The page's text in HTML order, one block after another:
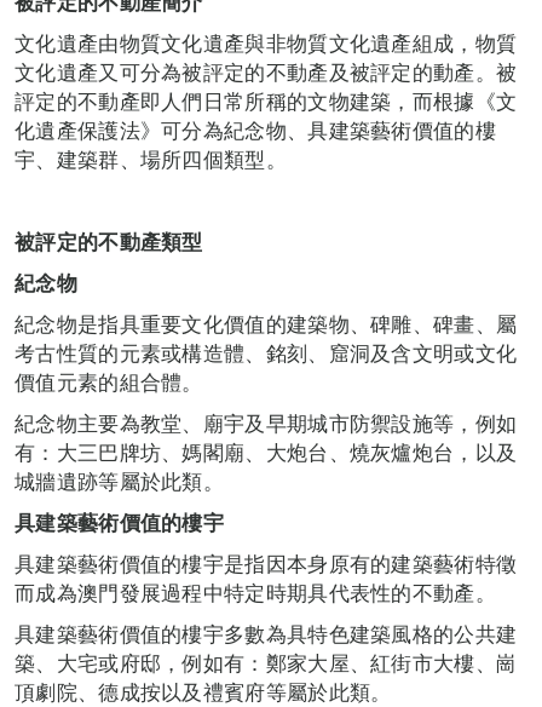
文化遺產由物質文化遺產與非物質文化遺產組成，物質
文化遺產又可分為被評定的不動產及被評定的動產。被
評定的不動產即人們日常所稱的文物建築，而根據《文
化遺產保護法》可分為紀念物、具建築藝術價值的樓
宇、建築群、場所四個類型。
被評定的不動產類型
紀念物
紀念物是指具重要文化價值的建築物、碑雕、碑畫、屬
考古性質的元素或構造體、銘刻、窟洞及含文明或文化
價值元素的組合體。
紀念物主要為教堂、廟宇及早期城市防禦設施等，例如
有：大三巴牌坊、媽閣廟、大炮台、燒灰爐炮台，以及
城牆遺跡等屬於此類。
具建築藝術價值的樓宇
具建築藝術價值的樓宇是指因本身原有的建築藝術特徵
而成為澳門發展過程中特定時期具代表性的不動產。
具建築藝術價值的樓宇多數為具特色建築風格的公共建
築、大宅或府邸，例如有：鄭家大屋、紅街市大樓、崗
頂劇院、德成按以及禮賓府等屬於此類。